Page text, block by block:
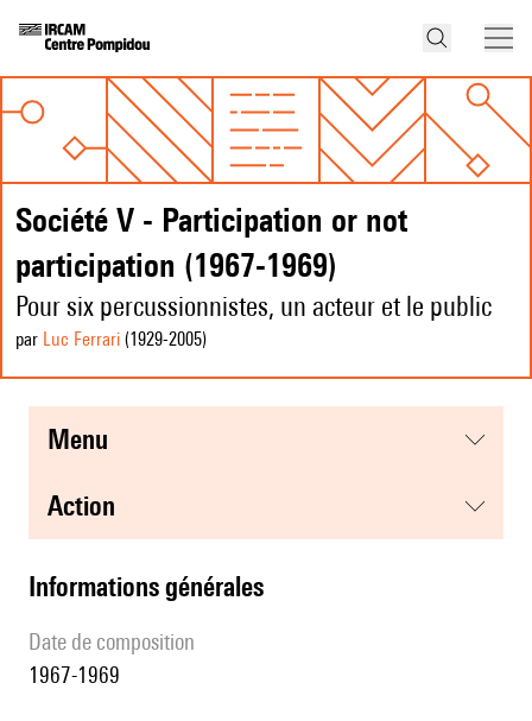
Société V - Participation or not
participation (1967-1969)
Pour six percussionnistes, un acteur et le public
par Luc Ferrari (1929-2005)
menu
action
informations générales
date de composition
1967-1969